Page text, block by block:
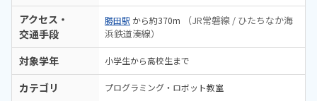
アクセス・
交通手段
勝田駅 から約370m
（JR常磐線 / ひたちなか海
浜鉄道湊線）
対象学年 小学生から高校生まで
カテゴリ プログラミング・ロボット教室